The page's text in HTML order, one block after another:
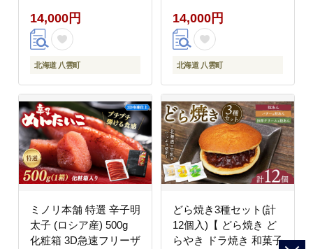
14,000円
北海道 八雲町
14,000円
北海道 八雲町
ミノリ本舗 特選 辛子明
太子 (ロシア産) 500g
化粧箱 3D急速フリーザ
どら焼き3種セット(計
12個入)【 どら焼き ど
らやき ドラ焼き 和菓子